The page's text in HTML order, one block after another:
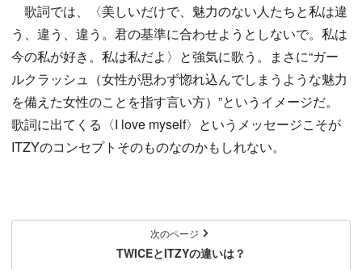
歌詞では、〈美しいだけで、魅力のない人たちと私は違
う、違う、違う。君の基準に合わせようとしないで。私は
今の私が好き。私は私だよ〉と強気に歌う。まさに“ガー
ルクラッシュ（女性が思わず惚れ込んでしまうような魅力
を備えた女性のことを指す言い方）”というイメージだ。
歌詞に出てくる〈I love myself〉というメッセージこそが
ITZYのコンセプトそのものなのかもしれない。
次のページ
TWICEとITZYの違いは？